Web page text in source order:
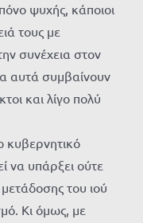
ψυχής, κάποιοι
τους με
συνέχεια στον
αυτά συμβαίνουν
και λίγο πολύ
κυβερνητικό
να υπάρξει ούτε
του ιού
Κι όμως, με